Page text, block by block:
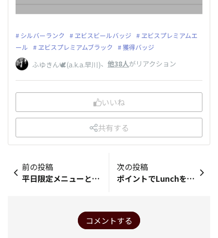
シルバーランク ヱビスビールバッジ
ヱビスプレミアムエ
ール
ヱビスプレミアムブラック 獲得バッジ
ふゆきん🕊️(a.k.a.早川)、 他38人がリアクション
いいね
共有する
前の投稿
平日限定メニューとビール
次の投稿
ポイントでLunchを食べにエビバへ！😋
コメントする